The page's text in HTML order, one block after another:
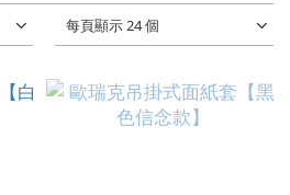
每頁顯示 24 個